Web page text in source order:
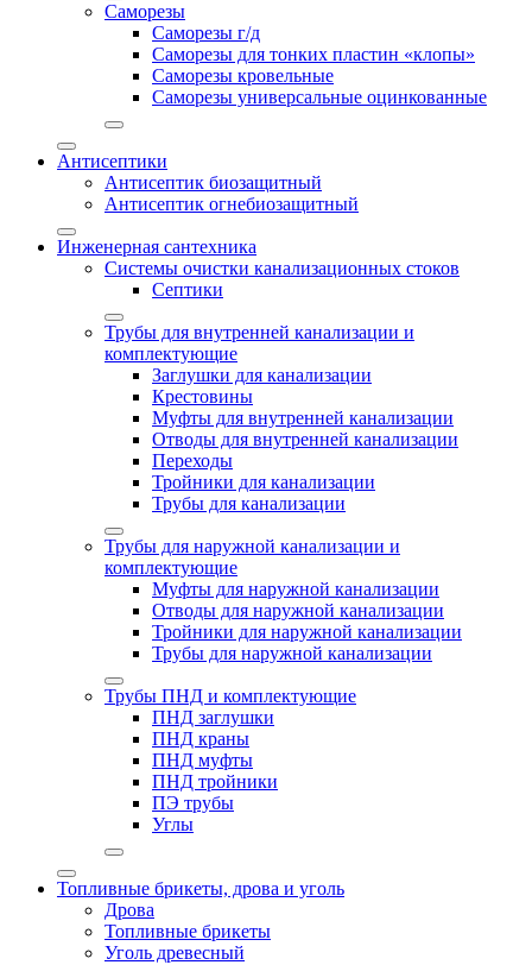
Саморезы
Саморезы г/д
Саморезы для тонких пластин «клопы»
Саморезы кровельные
Саморезы универсальные оцинкованные
Антисептики
Антисептик биозащитный
Антисептик огнебиозащитный
Инженерная сантехника
Системы очистки канализационных стоков
Септики
Трубы для внутренней канализации и
комплектующие
Заглушки для канализации
Крестовины
Муфты для внутренней канализации
Отводы для внутренней канализации
Переходы
Тройники для канализации
Трубы для канализации
Трубы для наружной канализации и
комплектующие
Муфты для наружной канализации
Отводы для наружной канализации
Тройники для наружной канализации
Трубы для наружной канализации
Трубы ПНД и комплектующие
ПНД заглушки
ПНД краны
ПНД муфты
ПНД тройники
ПЭ трубы
Углы
Топливные брикеты, дрова и уголь
Дрова
Топливные брикеты
Уголь древесный